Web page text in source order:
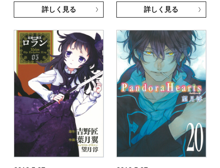
詳しく見る 詳しく見る